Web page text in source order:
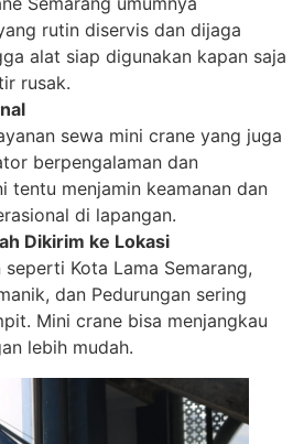
rutin diservis dan dijaga
alat siap digunakan kapan saja
rusak.
sewa mini crane yang juga
berpengalaman dan
tentu menjamin keamanan dan
di lapangan.
Dikirim ke Lokasi
Kota Lama Semarang,
dan Pedurungan sering
Mini crane bisa menjangkau
lebih mudah.